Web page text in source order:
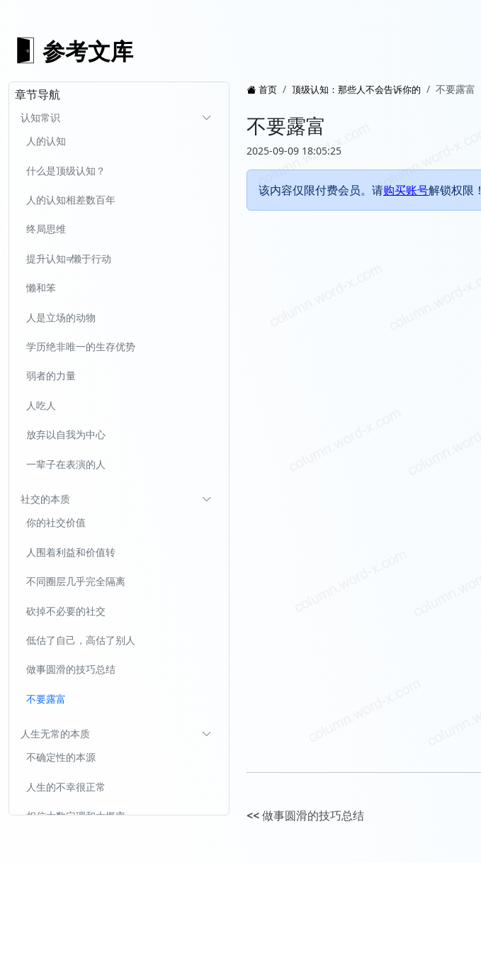
参考文库
章节导航
认知常识
人的认知
什么是顶级认知？
人的认知相差数百年
终局思维
提升认知≠懒于行动
懒和笨
人是立场的动物
学历绝非唯一的生存优势
弱者的力量
人吃人
放弃以自我为中心
一辈子在表演的人
社交的本质
你的社交价值
人围着利益和价值转
不同圈层几乎完全隔离
砍掉不必要的社交
低估了自己，高估了别人
做事圆滑的技巧总结
不要露富
人生无常的本质
不确定性的本源
人生的不幸很正常
相信大数定理和大概率
首页 顶级认知：那些人不会告诉你的 不要露富
不要露富
2025-09-09 18:05:25
该内容仅限付费会员。请购买账号解锁权限！
<<做事圆滑的技巧总结